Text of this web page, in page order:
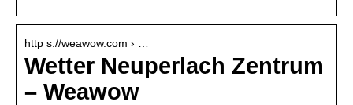
http s://weawow.com › …
Wetter Neuperlach Zentrum
– Weawow